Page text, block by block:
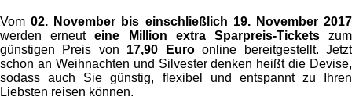
Vom02. November bis einschließlich 19. November 2017
werden erneuteine Million extra Sparpreis-Ticketszum
günstigen Preis von 17,90 Euroonline bereitgestellt. Jetzt
schon an Weihnachten und Silvester denken heißt die Devise,
sodass auch Sie günstig, flexibel und entspannt zu Ihren
Liebsten reisen können.